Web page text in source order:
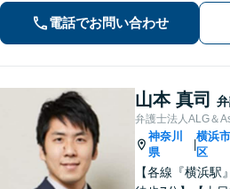
生活の
電話でお問い合わせ
山本 真司
弁護士法人ALG＆
神奈川
県
横浜
区
【各線『横浜駅